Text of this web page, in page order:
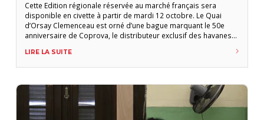
Cette Edition régionale réservée au marché français sera
disponible en civette à partir de mardi 12 octobre. Le Quai
d’Orsay Clemenceau est orné d’une bague marquant le 50e
anniversaire de Coprova, le distributeur exclusif des havanes
au marché français cette année avec le El Rey del Mundo
L’Epoque, lui aussi
LIRE LA SUITE